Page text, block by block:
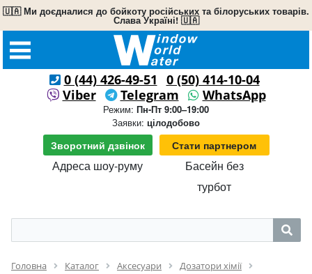
🇺🇦 Ми доєдналися до бойкоту російських та білоруських товарів.
Слава Україні! 🇺🇦
0 (44) 426-49-51
0 (50) 414-10-04
Viber
Telegram WhatsApp
Режим: Пн-Пт 9:00–19:00
Заявки: цілодобово
Зворотний дзвінок Стати партнером
Адреса шоу-руму
Басейн без
турбот
Головна Каталог Аксесуари
Дозатори хімії